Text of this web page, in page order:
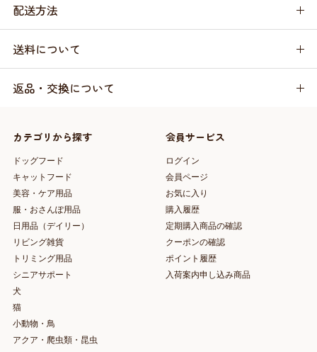
配送方法
送料について
返品・交換について
カテゴリから探す
ドッグフード
キャットフード
美容・ケア用品
服・おさんぽ用品
日用品（デイリー）
リビング雑貨
トリミング用品
シニアサポート
犬
猫
小動物・鳥
アクア・爬虫類・昆虫
会員サービス
ログイン
会員ページ
お気に入り
購入履歴
定期購入商品の確認
クーポンの確認
ポイント履歴
入荷案内申し込み商品